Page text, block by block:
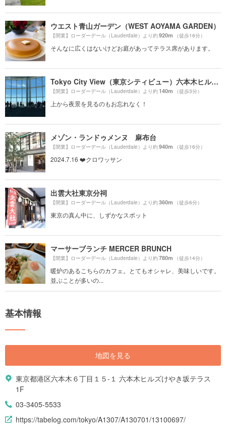
ウエスト青山ガーデン（WEST AOYAMA GARDEN）
【閉業】ローダーデール（Lauderdale）より約920m （徒歩16分）
そんなに広くはないけどお庭があってテラス席があります。
Tokyo City View（東京シティビュー）六本木ヒルズ展望台
【閉業】ローダーデール（Lauderdale）より約140m （徒歩3分）
上から夜景を見るのもお忘れなく！
メゾン・ランドゥメンヌ 麻布台
【閉業】ローダーデール（Lauderdale）より約940m （徒歩16分）
2024.7.16 ❤️クロワッサン
出雲大社東京分祠
【閉業】ローダーデール（Lauderdale）より約360m （徒歩6分）
東京の真ん中に、しずかなスポット
マーサーブランチ MERCER BRUNCH
【閉業】ローダーデール（Lauderdale）より約780m （徒歩14分）
暖炉のあるこちらのカフェ。とてもオシャレ、美味しいです。
並ぶことが多いの...
基本情報
地図を見る
東京都港区六本木６丁目１５-１ 六本木ヒルズけやき坂テラス
1F
03-3405-5533
https://tabelog.com/tokyo/A1307/A130701/13100697/